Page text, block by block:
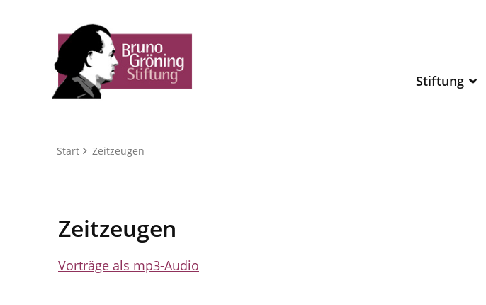
Stiftung
Start Zeitzeugen
Zeitzeugen
Vorträge als mp3-Audio